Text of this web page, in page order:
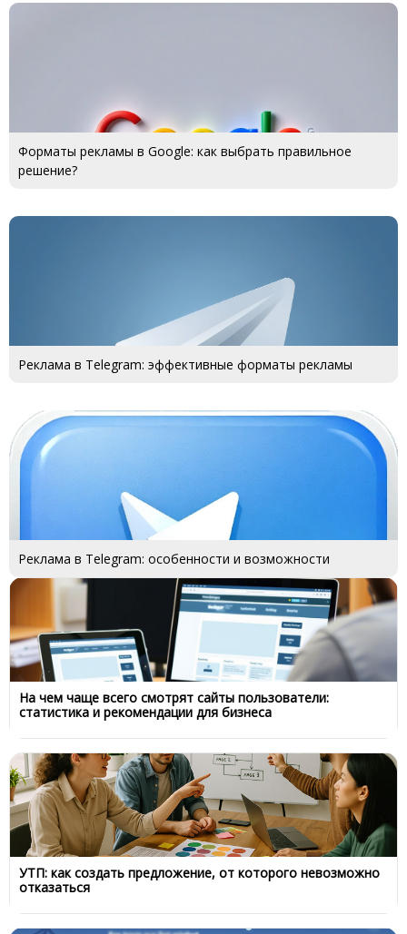
Форматы рекламы в Google: как выбрать правильное
решение?
Реклама в Telegram: эффективные форматы рекламы
Реклама в Telegram: особенности и возможности
На чем чаще всего смотрят сайты пользователи:
статистика и рекомендации для бизнеса
УТП: как создать предложение, от которого невозможно
отказаться